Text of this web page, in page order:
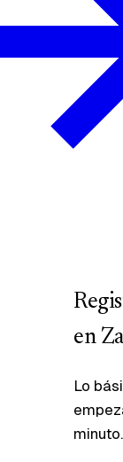
en
Lo
minuto.